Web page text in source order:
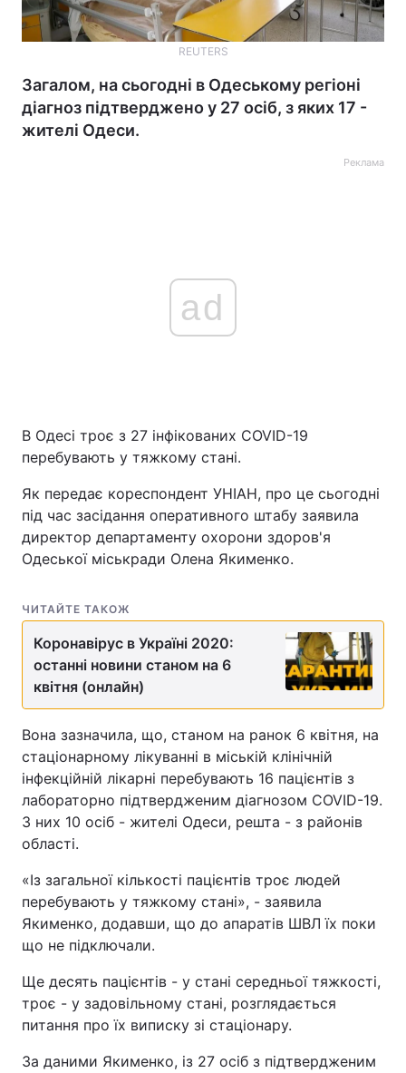
REUTERS
Загалом, на сьогодні в Одеському регіоні
діагноз підтверджено у 27 осіб, з яких 17 -
жителі Одеси.
Реклама
ad
В Одесі троє з 27 інфікованих COVID-19
перебувають у тяжкому стані.
Як передає кореспондент УНІАН, про це сьогодні
під час засідання оперативного штабу заявила
директор департаменту охорони здоров'я
Одеської міськради Олена Якименко.
ЧИТАЙТЕ ТАКОЖ
Коронавірус в Україні 2020:
останні новини станом на 6
квітня (онлайн)
Вона зазначила, що, станом на ранок 6 квітня, на
стаціонарному лікуванні в міській клінічній
інфекційній лікарні перебувають 16 пацієнтів з
лабораторно підтвердженим діагнозом COVID-19.
З них 10 осіб - жителі Одеси, решта - з районів
області.
«Із загальної кількості пацієнтів троє людей
перебувають у тяжкому стані», - заявила
Якименко, додавши, що до апаратів ШВЛ їх поки
що не підключали.
Ще десять пацієнтів - у стані середньої тяжкості,
троє - у задовільному стані, розглядається
питання про їх виписку зі стаціонару.
За даними Якименко, із 27 осіб з підтвердженим